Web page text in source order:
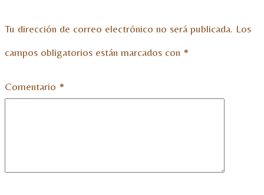
Tu dirección de correo electrónico no será publicada. Los
campos obligatorios están marcados con *
Comentario *